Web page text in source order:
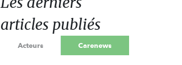
articles publiés
Acteurs Carenews